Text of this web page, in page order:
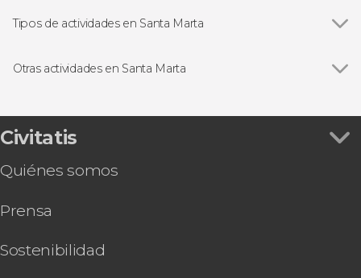
Tipos de actividades en Santa Marta
Excursiones de un día
Senderismo / Trekking
Gastronomía y enoturismo
Otras actividades en Santa Marta
Senderismo por las cascadas de Minca
Tour en buggy por Bonda
Tayrona
Transporte entre Santa Marta y Barranquilla
Marta
Civitatis
Quiénes somos
Prensa
Sostenibilidad